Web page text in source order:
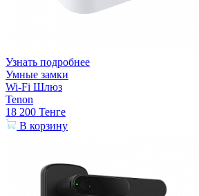
Узнать подробнее
Умные замки
Wi-Fi Шлюз
Tenon
18 200 Тенге
В корзину